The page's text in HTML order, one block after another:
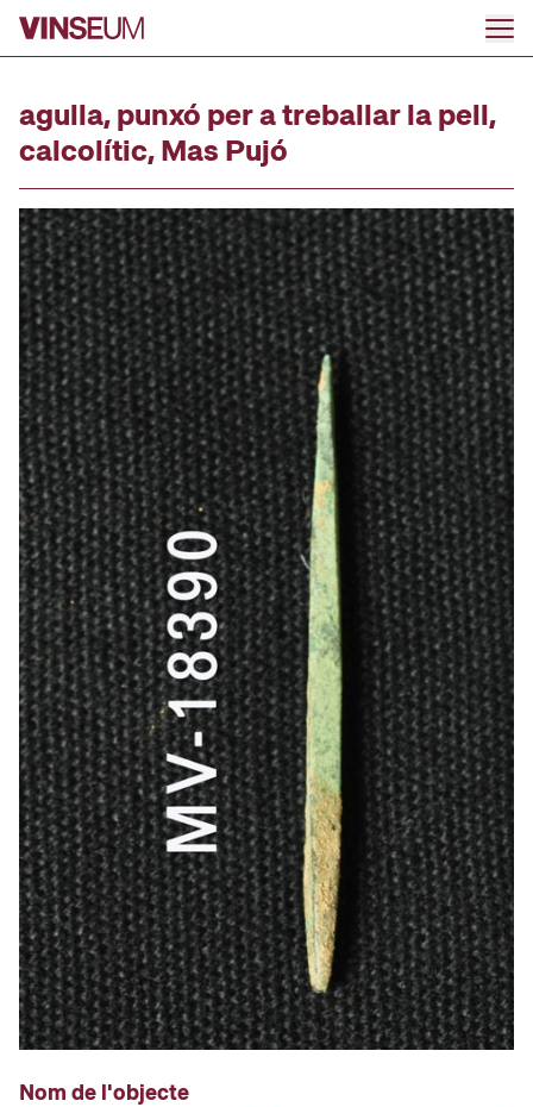
Anar al contingut
agulla, punxó per a treballar la pell,
calcolític, Mas Pujó
Nom de l'objecte